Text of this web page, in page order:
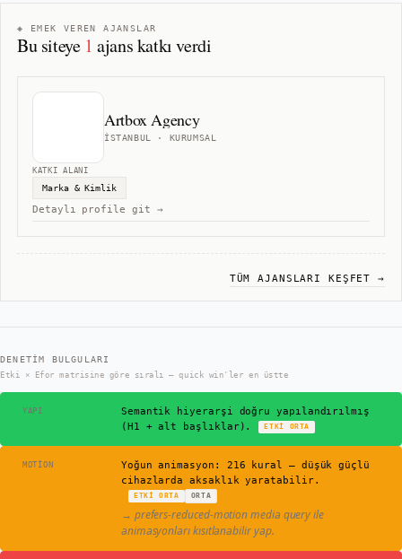
◈ EMEK VEREN AJANSLAR
Bu siteye 1 ajans katkı verdi
Artbox Agency
İSTANBUL · KURUMSAL
KATKI ALANI
Marka & Kimlik
Detaylı profile git →
TÜM AJANSLARI KEŞFET →
DENETIM BULGULARI
Etki × Efor matrisine göre sıralı — quick win'ler en üstte
YAPI
Semantik hiyerarşi doğru yapılandırılmış
(H1 + alt başlıklar).
ETKI ORTA
MOTION
Yoğun animasyon: 216 kural — düşük güçlü
cihazlarda aksaklık yaratabilir.
ETKIORTA ORTA
→ prefers-reduced-motion media query ile
animasyonları kısıtlanabilir yap.